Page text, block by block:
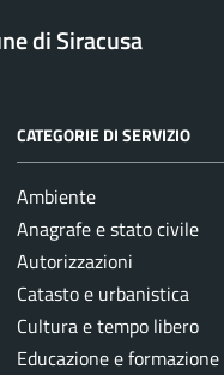
di Siracusa
CATEGORIE DI SERVIZIO
Ambiente
Anagrafe e stato civile
Autorizzazioni
Catasto e urbanistica
Cultura e tempo libero
Educazione e formazione